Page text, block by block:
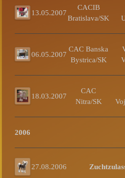
13.05.2007
CACIB
Bratislava/SK
06.05.2007
CAC Banska
Bystrica/SK
18.03.2007
CAC
Nitra/SK
2006
27.08.2006